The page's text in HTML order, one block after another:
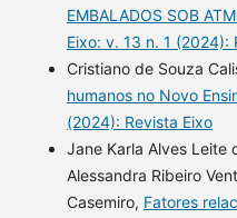
EMBALADOS SOB
Eixo: v. 13 n. 1 (2024):
Cristiano de Souza
humanos no Novo
(2024): Revista Eixo
Jane Karla Alves Leite
Alessandra Ribeiro
Casemiro, Fatores